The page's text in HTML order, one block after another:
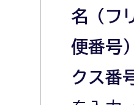
名（フ
便番号
クス番